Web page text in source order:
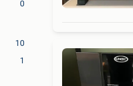
0
10
1